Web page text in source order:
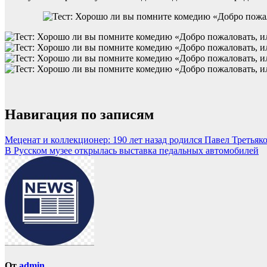
Навигация по записям
Меценат и коллекционер: 190 лет назад родился Павел
В Русском музее открылась выставка педальных автомобилей